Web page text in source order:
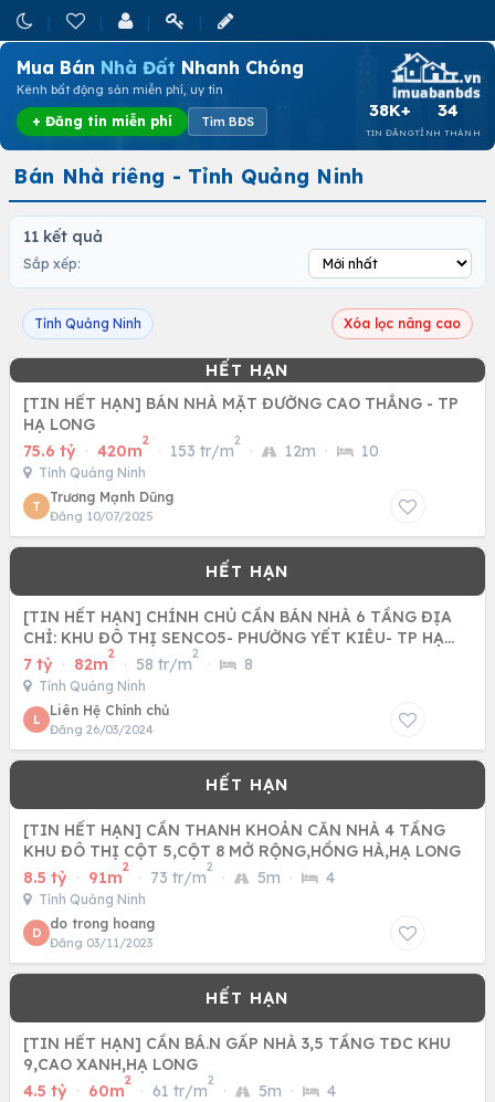
Mua Bán Nhà Đất Nhanh Chóng
Kênh bất động sản miễn phí, uy tín
+ Đăng tin miễn phí Tìm BĐS
38K+
TIN ĐĂNG
34
TỈNH THÀNH
Bán Nhà riêng - Tỉnh Quảng Ninh
11 kết quả
Sắp xếp:
Tỉnh Quảng Ninh Xóa lọc nâng cao
[TIN HẾT HẠN] BÁN NHÀ MẶT ĐƯỜNG CAO THẮNG - TP
HẠ LONG
75.6 tỷ · 420m
2
· 153 tr/m
2
· 12m · 10
Tỉnh Quảng Ninh
T
Trương Mạnh Dũng
Đăng 10/07/2025
[TIN HẾT HẠN] CHÍNH CHỦ CẦN BÁN NHÀ 6 TẦNG ĐỊA
CHỈ: KHU ĐÔ THỊ SENCO5- PHƯỜNG YẾT KIÊU- TP HẠ
LONG- QUẢNG NINH
7 tỷ · 82m
2
· 58 tr/m
2
· 8
Tỉnh Quảng Ninh
L
Liên Hệ Chính chủ
Đăng 26/03/2024
[TIN HẾT HẠN] CẦN THANH KHOẢN CĂN NHÀ 4 TẦNG
KHU ĐÔ THỊ CỘT 5,CỘT 8 MỞ RỘNG,HỒNG HÀ,HẠ LONG
8.5 tỷ · 91m
2
· 73 tr/m
2
· 5m · 4
Tỉnh Quảng Ninh
D
do trong hoang
Đăng 03/11/2023
[TIN HẾT HẠN] CẦN BÁ.N GẤP NHÀ 3,5 TẦNG TĐC KHU
9,CAO XANH,HẠ LONG
4.5 tỷ · 60m
2
· 61 tr/m
2
· 5m · 4